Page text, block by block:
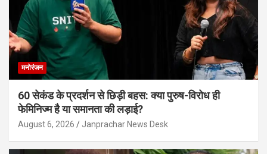
मनोरंजन
60 सेकंड के प्रदर्शन से छिड़ी बहस: क्या पुरुष-विरोध ही
फेमिनिज्म है या समानता की लड़ाई?
August 6, 2026 Janprachar News Desk